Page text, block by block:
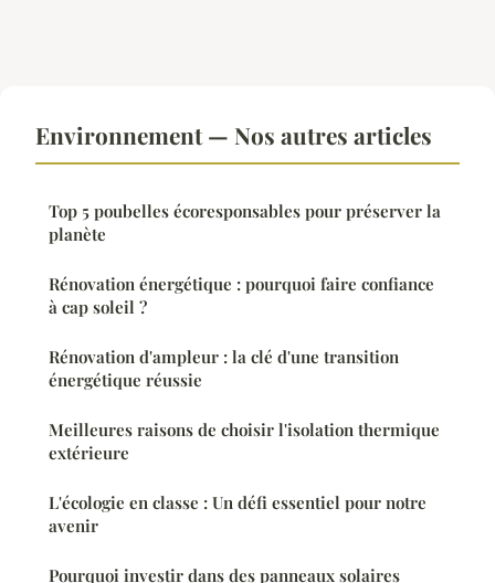
Environnement — Nos autres articles
Top 5 poubelles écoresponsables pour préserver la
planète
Rénovation énergétique : pourquoi faire confiance
à cap soleil ?
Rénovation d'ampleur : la clé d'une transition
énergétique réussie
Meilleures raisons de choisir l'isolation thermique
extérieure
L'écologie en classe : Un défi essentiel pour notre
avenir
Pourquoi investir dans des panneaux solaires